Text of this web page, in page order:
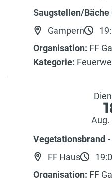
Saugstellen/Bäche
Gampern
Organisation: FF
Kategorie:
Aug.
Vegetationsbrand
FF Haus
Organisation: FF